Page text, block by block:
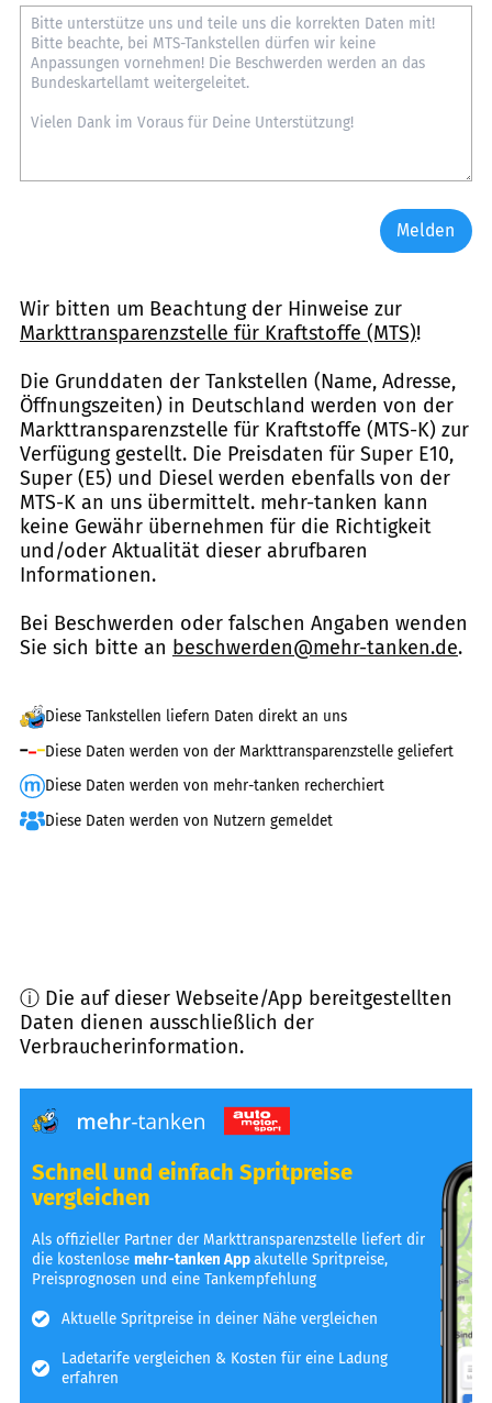
Melden
Wir bitten um Beachtung der Hinweise zur
Markttransparenzstelle für Kraftstoffe (MTS)!
Die Grunddaten der Tankstellen (Name, Adresse,
Öffnungszeiten) in Deutschland werden von der
Markttransparenzstelle für Kraftstoffe (MTS-K) zur
Verfügung gestellt. Die Preisdaten für Super E10,
Super (E5) und Diesel werden ebenfalls von der
MTS-K an uns übermittelt. mehr-tanken kann
keine Gewähr übernehmen für die Richtigkeit
und/oder Aktualität dieser abrufbaren
Informationen.
Bei Beschwerden oder falschen Angaben wenden
Sie sich bitte an beschwerden@mehr-tanken.de.
Diese Tankstellen liefern Daten direkt an uns
Diese Daten werden von der Markttransparenzstelle geliefert
Diese Daten werden von mehr-tanken recherchiert
Diese Daten werden von Nutzern gemeldet
ⓘ Die auf dieser Webseite/App bereitgestellten
Daten dienen ausschließlich der
Verbraucherinformation.
Schnell und einfach Spritpreise
vergleichen
Als offizieller Partner der Markttransparenzstelle liefert dir
die kostenlosemehr-tanken Appakutelle Spritpreise,
Preisprognosen und eine Tankempfehlung
Aktuelle Spritpreise in deiner Nähe vergleichen
Ladetarife vergleichen & Kosten für eine Ladung
erfahren